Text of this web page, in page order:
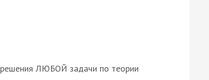
ЛЮБОЙ задачи по теории